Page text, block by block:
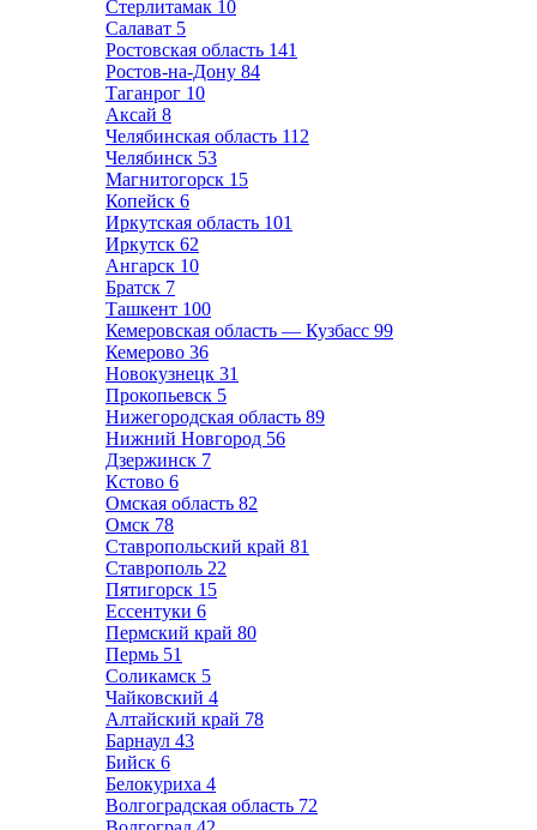
Стерлитамак 10
Салават 5
Ростовская область 141
Ростов-на-Дону 84
Таганрог 10
Аксай 8
Челябинская область 112
Челябинск 53
Магнитогорск 15
Копейск 6
Иркутская область 101
Иркутск 62
Ангарск 10
Братск 7
Ташкент 100
Кемеровская область — Кузбасс 99
Кемерово 36
Новокузнецк 31
Прокопьевск 5
Нижегородская область 89
Нижний Новгород 56
Дзержинск 7
Кстово 6
Омская область 82
Омск 78
Ставропольский край 81
Ставрополь 22
Пятигорск 15
Ессентуки 6
Пермский край 80
Пермь 51
Соликамск 5
Чайковский 4
Алтайский край 78
Барнаул 43
Бийск 6
Белокуриха 4
Волгоградская область 72